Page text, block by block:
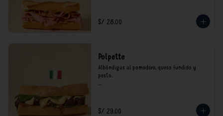
consumo.
S/ 28.00
Polpette
Albóndigas al pomodoro, queso fundido y
pesto.
consumo.
S/ 29.00